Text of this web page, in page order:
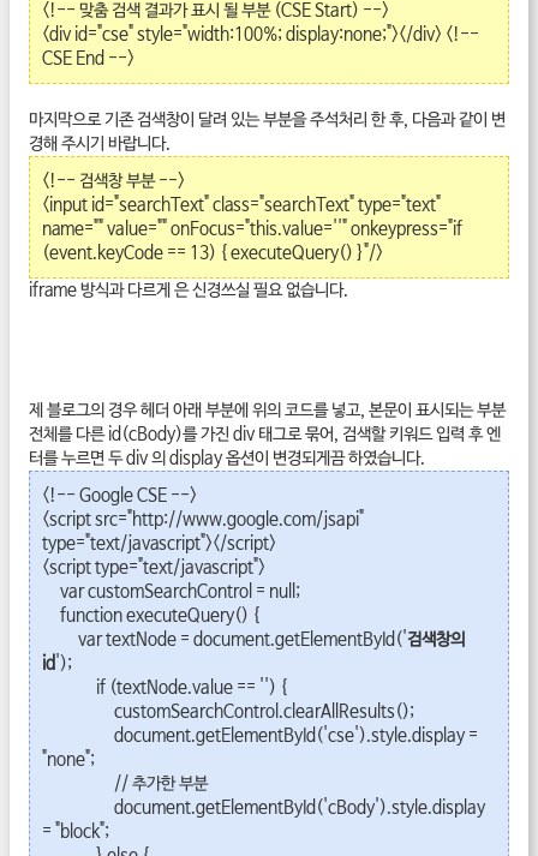
<!-- 맞춤 검색 결과가 표시 될 부분 (CSE Start) -->
<div id="cse" style="width:100%; display:none;"></div> <!--
CSE End -->
마지막으로 기존 검색창이 달려 있는 부분을 주석처리 한 후, 다음과 같이 변
경해 주시기 바랍니다.
<!-- 검색창 부분 -->
<input id="searchText" class="searchText" type="text"
name="" value="" onFocus="this.value=''" onkeypress="if
(event.keyCode == 13) { executeQuery() }"/>
iframe 방식과 다르게 은 신경쓰실 필요 없습니다.
제 블로그의 경우 헤더 아래 부분에 위의 코드를 넣고, 본문이 표시되는 부분
전체를 다른 id(cBody)를 가진 div 태그로 묶어, 검색할 키워드 입력 후 엔
터를 누르면 두 div 의 display 옵션이 변경되게끔 하였습니다.
<!-- Google CSE -->
<script src="http://www.google.com/jsapi"
type="text/javascript"></script>
<script type="text/javascript">
var customSearchControl = null;
function executeQuery() {
var textNode = document.getElementById('검색창의
id');
if (textNode.value == '') {
customSearchControl.clearAllResults();
document.getElementById('cse').style.display =
"none";
// 추가한 부분
document.getElementById('cBody').style.display
= "block";